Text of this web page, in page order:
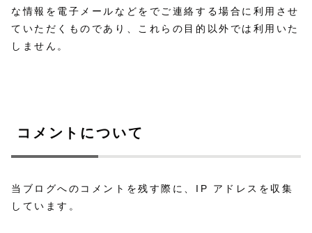
な情報を電子メールなどをでご連絡する場合に利用させ
ていただくものであり、これらの目的以外では利用いた
しません。
コメントについて
当ブログへのコメントを残す際に、IP アドレスを収集
しています。